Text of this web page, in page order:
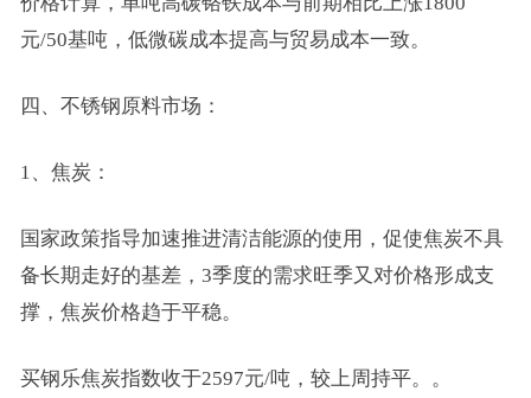
元/50基吨，低微碳成本提高与贸易成本一致。
四、不锈钢原料市场：
1、焦炭：
国家政策指导加速推进清洁能源的使用，促使焦炭不具
备长期走好的基差，3季度的需求旺季又对价格形成支
撑，焦炭价格趋于平稳。
买钢乐焦炭指数收于2597元/吨，较上周持平。。